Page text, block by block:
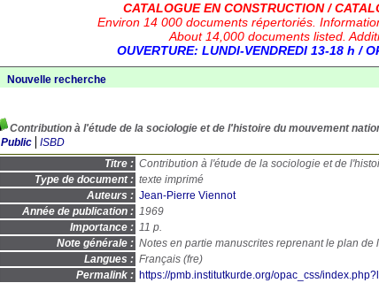
CATALOGUE EN CONSTRUCTION /
Environ 14 000 documents répertoriés.
About 14,000 documents listed.
OUVERTURE: LUNDI-VENDREDI 13-18 h /
Nouvelle recherche
Contribution à l'étude de la sociologie et de l'histoire du mouvement
Public
ISBD
Titre : Contribution à l'étude de la sociologie et de
Type de document : texte imprimé
Auteurs : Jean-Pierre Viennot
Année de publication : 1969
Importance : 11 p.
Note générale : Notes en partie manuscrites reprenant le plan de
Langues : Français (fre)
Permalink : https://pmb.institutkurde.org/opac_css/